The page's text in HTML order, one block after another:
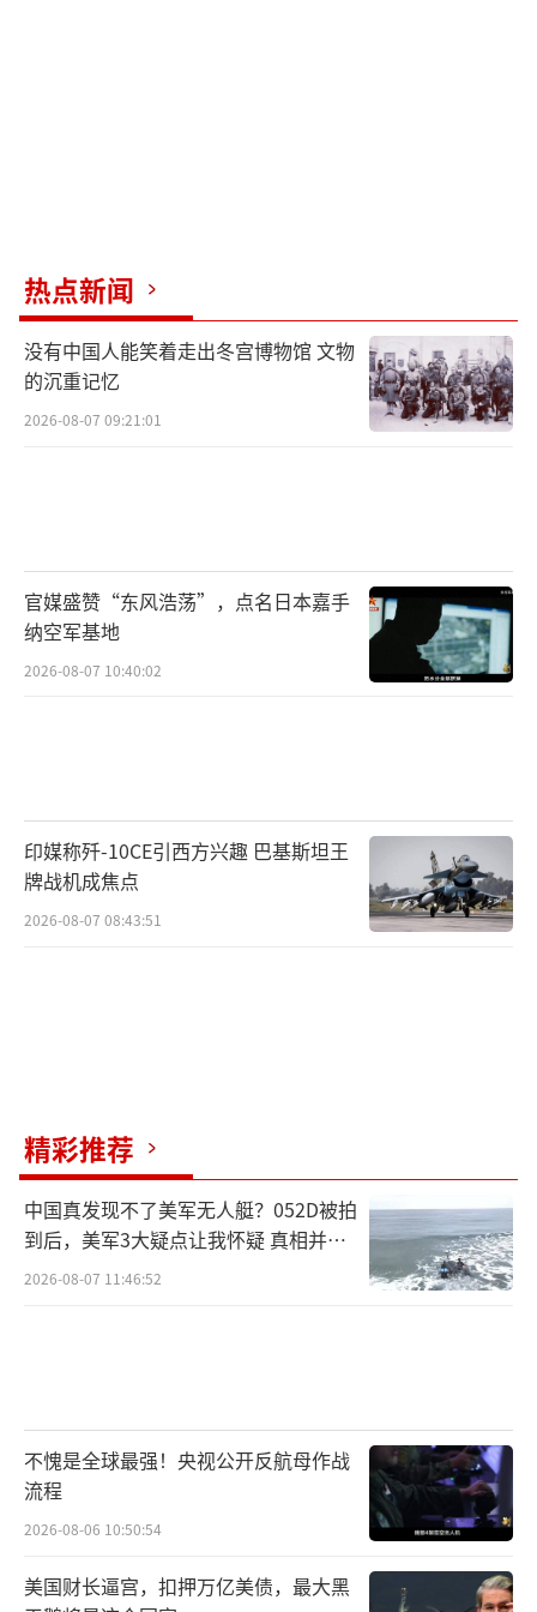
热点新闻
没有中国人能笑着走出冬宫博物馆 文物
的沉重记忆
2026-08-07 09:21:01
官媒盛赞“东风浩荡”，点名日本嘉手
纳空军基地
2026-08-07 10:40:02
印媒称歼-10CE引西方兴趣 巴基斯坦王
牌战机成焦点
2026-08-07 08:43:51
精彩推荐
中国真发现不了美军无人艇？052D被拍
到后，美军3大疑点让我怀疑 真相并非
如此
2026-08-07 11:46:52
不愧是全球最强！央视公开反航母作战
流程
2026-08-06 10:50:54
美国财长逼宫，扣押万亿美债，最大黑